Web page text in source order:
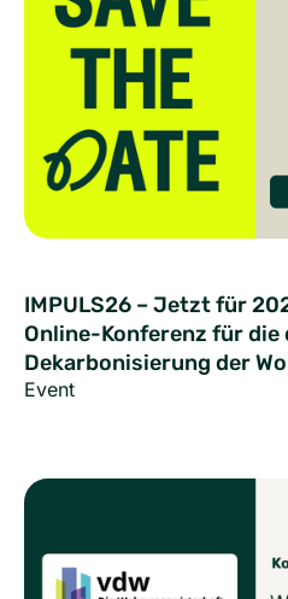
IMPULS26 – Jetzt für
Online-Konferenz für
Dekarbonisierung der
Event